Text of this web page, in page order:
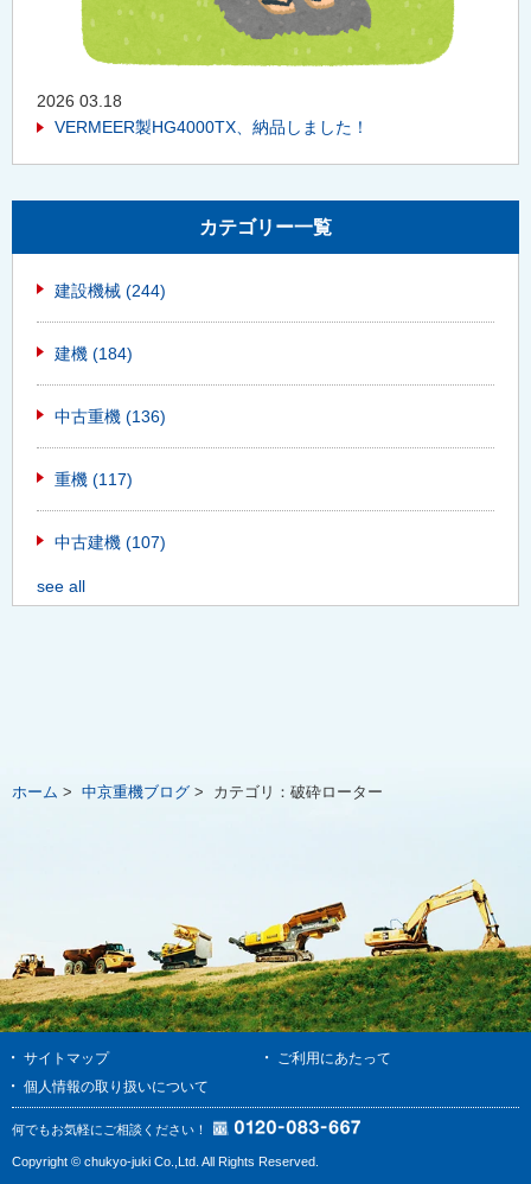
2026 03.18
VERMEER製HG4000TX、納品しました！
カテゴリー一覧
建設機械 (244)
建機 (184)
中古重機 (136)
重機 (117)
中古建機 (107)
see all
ホーム > 中京重機ブログ > カテゴリ： 破砕ローター
サイトマップ
ご利用にあたって
個人情報の取り扱いについて
何でもお気軽にご相談ください！
Copyright © chukyo-juki Co.,Ltd. All Rights Reserved.